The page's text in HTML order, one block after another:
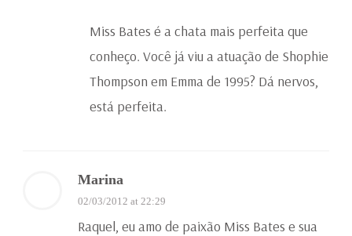
Miss Bates é a chata mais perfeita que
conheço. Você já viu a atuação de Shophie
Thompson em Emma de 1995? Dá nervos,
está perfeita.
Marina
02/03/2012 at 22:29
Raquel, eu amo de paixão Miss Bates e sua